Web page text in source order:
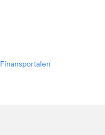
Finansportalen